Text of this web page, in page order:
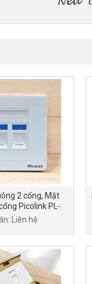
2 cổng, Mặt
Picolink PL-
02
Liên hệ